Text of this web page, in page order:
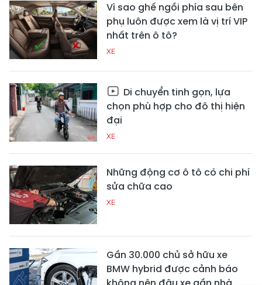
Vì sao ghế ngồi phía sau bên
phụ luôn được xem là vị trí VIP
nhất trên ô tô?
XE
Di chuyển tinh gọn, lựa
chọn phù hợp cho đô thị hiện
đại
XE
Những động cơ ô tô có chi phí
sửa chữa cao
XE
Gần 30.000 chủ sở hữu xe
BMW hybrid được cảnh báo